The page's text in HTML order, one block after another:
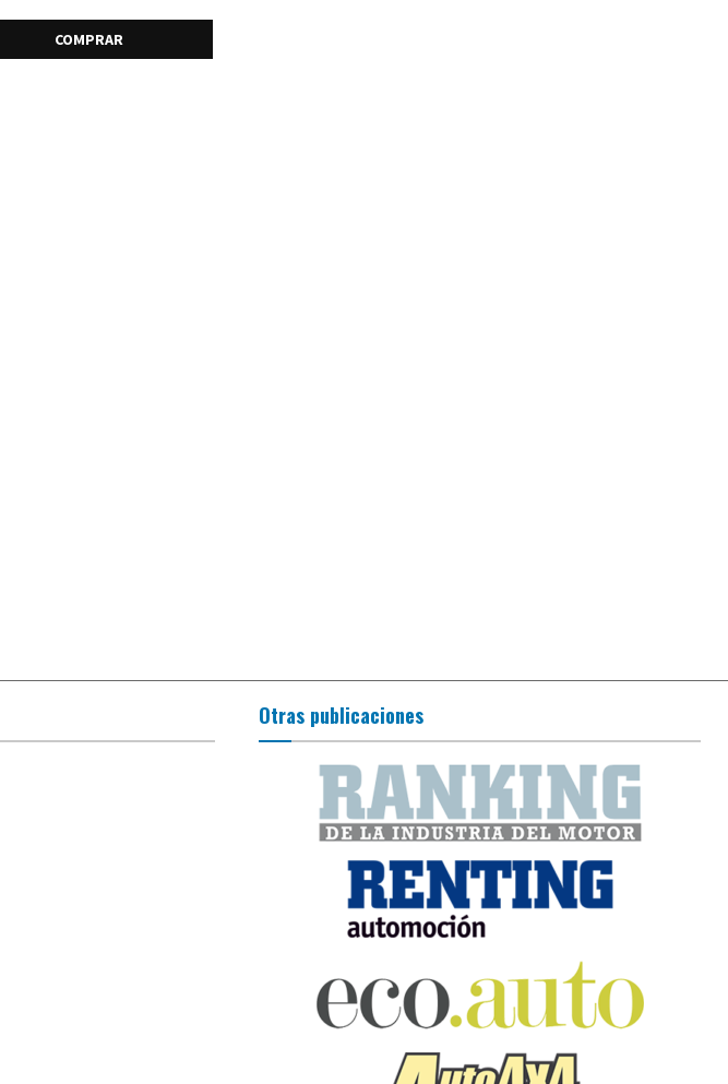
COMPRAR
Otras publicaciones